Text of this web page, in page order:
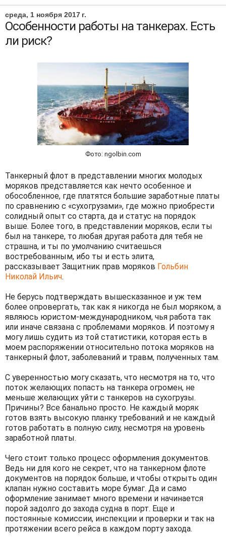
среда, 1 ноября 2017 г.
Особенности работы на танкерах. Есть
ли риск?
Фото: ngolbin.com
Танкерный флот в представлении многих молодых
моряков представляется как нечто особенное и
обособленное, где платятся большие заработные платы
по сравнению с «сухогрузами», где можно приобрести
солидный опыт со старта, да и статус на порядок
выше. Более того, в представлении моряков, если ты
был на танкере, то любая другая работа для тебя не
страшна, и ты по умолчанию считаешься
востребованным, ибо ты и есть элита,
рассказывает Защитник прав моряков Гольбин
Николай Ильич.
Не берусь подтверждать вышесказанное и уж тем
более опровергать, так как я никогда не был моряком, а
являюсь юристом-международником, чья работа так
или иначе связана с проблемами моряков. И поэтому я
могу лишь судить из той статистики, которая есть в
моем распоряжении относительно потока моряков на
танкерный флот, заболеваний и травм, полученных там.
С уверенностью могу сказать, что несмотря на то, что
поток желающих попасть на танкера огромен, не
меньше желающих уйти с танкеров на сухогрузы.
Причины? Все банально просто. Не каждый моряк
готов взять высокую планку требований и не каждый
готов работать в полную силу, несмотря на уровень
заработной платы.
Чего стоит только процесс оформления документов.
Ведь ни для кого не секрет, что на танкерном флоте
документов на порядок больше, и чтобы открыть один
клапан нужно составить море бумаг. Да и само
оформление занимает много времени и начинается
порой задолго до захода судна в порт. Еще и
постоянные комиссии, инспекции и проверки и так на
протяжении всего рейса в каждом порту захода.